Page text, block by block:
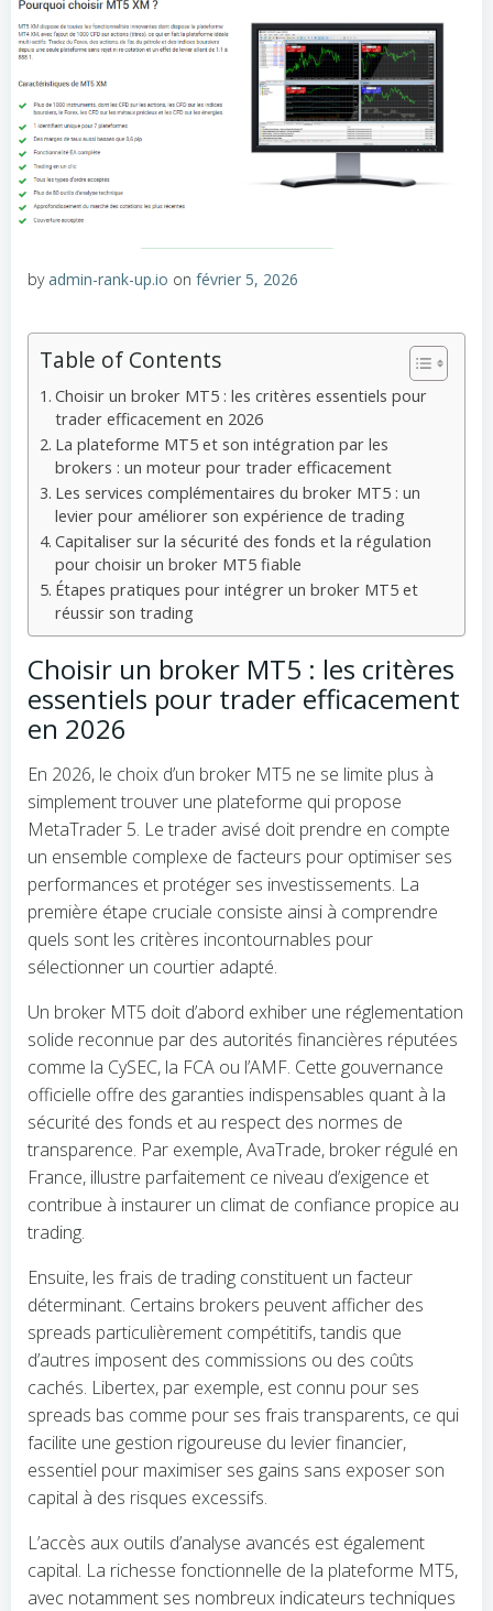
byadmin-rank-up.io on février 5, 2026
Table of Contents
Choisir un broker MT5 : les critères essentiels pour
trader efficacement en 2026
La plateforme MT5 et son intégration par les
brokers : un moteur pour trader efficacement
Les services complémentaires du broker MT5 : un
levier pour améliorer son expérience de trading
Capitaliser sur la sécurité des fonds et la régulation
pour choisir un broker MT5 fiable
Étapes pratiques pour intégrer un broker MT5 et
réussir son trading
Choisir un broker MT5 : les critères
essentiels pour trader efficacement
en 2026
En 2026, le choix d’un broker MT5 ne se limite plus à
simplement trouver une plateforme qui propose
MetaTrader 5. Le trader avisé doit prendre en compte
un ensemble complexe de facteurs pour optimiser ses
performances et protéger ses investissements. La
première étape cruciale consiste ainsi à comprendre
quels sont les critères incontournables pour
sélectionner un courtier adapté.
Un broker MT5 doit d’abord exhiber une réglementation
solide reconnue par des autorités financières réputées
comme la CySEC, la FCA ou l’AMF. Cette gouvernance
officielle offre des garanties indispensables quant à la
sécurité des fonds et au respect des normes de
transparence. Par exemple, AvaTrade, broker régulé en
France, illustre parfaitement ce niveau d’exigence et
contribue à instaurer un climat de confiance propice au
trading.
Ensuite, les frais de trading constituent un facteur
déterminant. Certains brokers peuvent afficher des
spreads particulièrement compétitifs, tandis que
d’autres imposent des commissions ou des coûts
cachés. Libertex, par exemple, est connu pour ses
spreads bas comme pour ses frais transparents, ce qui
facilite une gestion rigoureuse du levier financier,
essentiel pour maximiser ses gains sans exposer son
capital à des risques excessifs.
L’accès aux outils d’analyse avancés est également
capital. La richesse fonctionnelle de la plateforme MT5,
avec notamment ses nombreux indicateurs techniques